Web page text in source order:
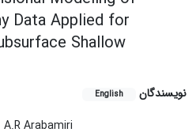
Data Applied for
Shallow
نویسندگان English
A.R Arabamiri